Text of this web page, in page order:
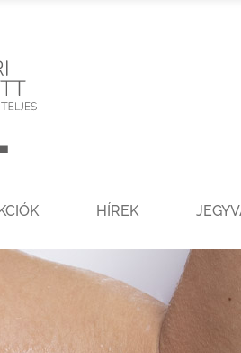
HÍREK